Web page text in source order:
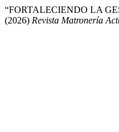
“FORTALECIENDO LA
(2026) Revista Matronería